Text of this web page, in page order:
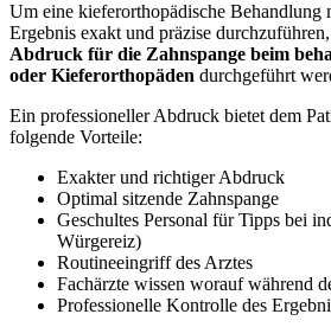
Um eine kieferorthopädische Behandlung
Ergebnis exakt und präzise
Abdruck für die Zahnspange beim
oder Kieferorthopäden durchgeführt
Ein professioneller Abdruck bietet dem
folgende Vorteile:
Exakter und richtiger Abdruck
Optimal sitzende Zahnspange
Geschultes Personal für Tipps bei
Würgereiz)
Routineeingriff des Arztes
Fachärzte wissen worauf während
Professionelle Kontrolle des